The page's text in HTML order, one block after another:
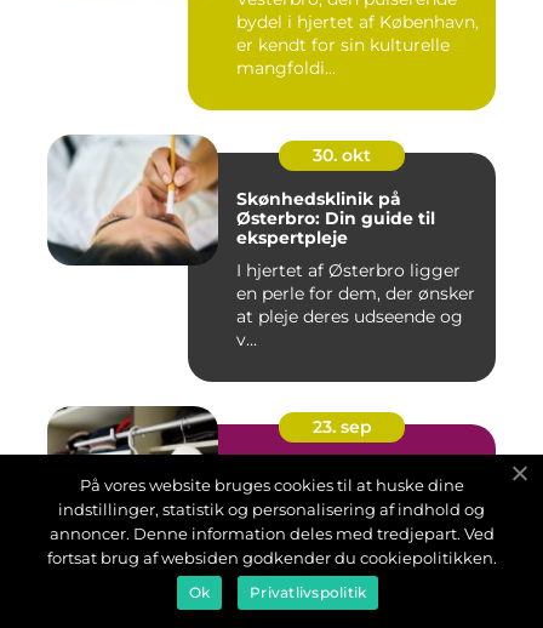
bydel i hjertet af København,
er kendt for sin kulturelle
mangfoldi...
30. okt
Skønhedsklinik på
Østerbro: Din guide til
ekspertpleje
I hjertet af Østerbro ligger
en perle for dem, der ønsker
at pleje deres udseende og
v...
23. sep
for et bedre overblik
En uoverskuelig garderobe
kan gøre det svært at starte
dagen roligt. Når tø...
På vores website bruges cookies til at huske dine
indstillinger, statistik og personalisering af indhold og
annoncer. Denne information deles med tredjepart. Ved
fortsat brug af websiden godkender du cookiepolitikken.
Ok Privatlivspolitik